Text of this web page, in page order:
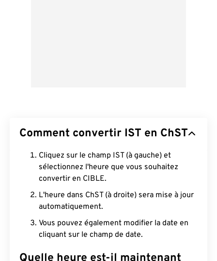
Comment convertir IST en ChST
Cliquez sur le champ IST (à gauche) et
sélectionnez l'heure que vous souhaitez
convertir en CIBLE.
L'heure dans ChST (à droite) sera mise à jour
automatiquement.
Vous pouvez également modifier la date en
cliquant sur le champ de date.